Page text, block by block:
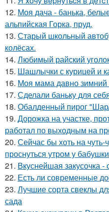
12. Моя дача - банька,
альпийская Горка, пруд.
13. Старый школьный
колёсах.
14. Любимый райский
15. Шашлычки с курицей и
16. Моя мама давно зимний
17. Сделали баньку для
18. Обалденный пирог
19. Дорожка на участке,
работал по выходным на
20. Сейчас бы хоть на чуть-
проснуться утром у
21. Вкуснейшая закусочка -
22. Есть ли современные
23. Лучшие сорта свеклы
сада